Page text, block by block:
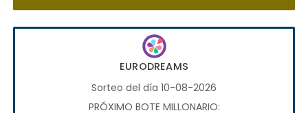
EURODREAMS
Sorteo del día 10-08-2026
PRÓXIMO BOTE MILLONARIO: